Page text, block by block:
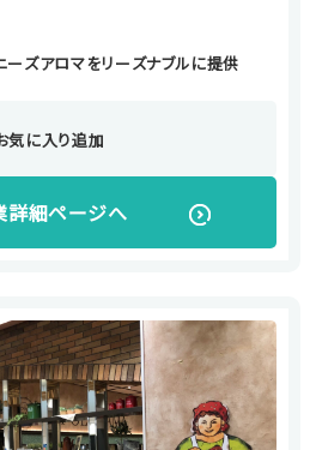
ーズアロマをリーズナブルに提供
気に入り追加
詳細ページへ